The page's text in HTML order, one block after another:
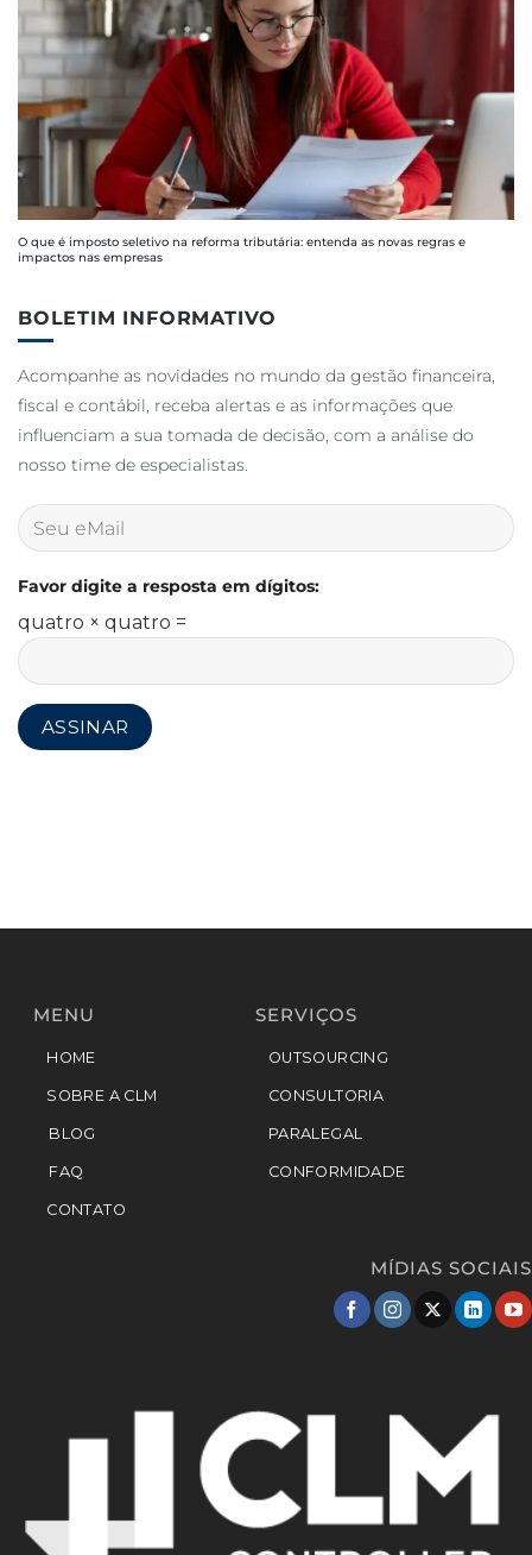
O que é imposto seletivo na reforma tributária: entenda as novas regras e
impactos nas empresas
BOLETIM INFORMATIVO
Acompanhe as novidades no mundo da gestão financeira,
fiscal e contábil, receba alertas e as informações que
influenciam a sua tomada de decisão, com a análise do
nosso time de especialistas.
Favor digite a resposta em dígitos:
quatro × quatro =
MENU
HOME
SOBRE A CLM
BLOG
FAQ
CONTATO
SERVIÇOS
OUTSOURCING
CONSULTORIA
PARALEGAL
CONFORMIDADE
MÍDIAS SOCIAIS